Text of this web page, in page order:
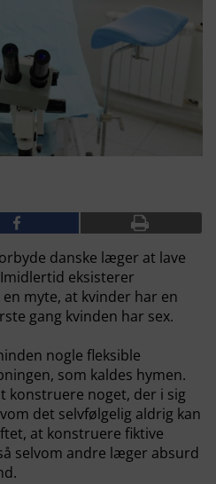
danske læger at lave
eksisterer
myte, at kvinder har en
gang kvinden har sex.
nogle fleksible
som kaldes hymen.
konstruere noget, der i sig
det selvfølgelig aldrig kan
at konstruere fiktive
selvom andre læger absurd